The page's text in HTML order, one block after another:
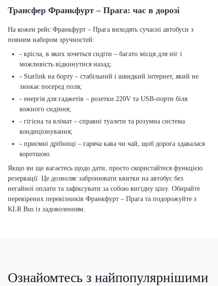
Трансфер Франкфурт – Прага: час в дорозі
На кожен рейс Франкфурт – Прага виходять сучасні автобуси з
повним набором зручностей:
- крісла, в яких хочеться сидіти – багато місця для ніг і
можливість відкинутися назад;
- Starlink на борту – стабільний і швидкий інтернет, який не
зникає посеред поля;
- енергія для гаджетів – розетки 220V та USB-порти біля
кожного сидіння;
- гігієна та клімат – справні туалети та розумна система
кондиціонування;
- приємні дрібниці – гаряча кава чи чай, щоб дорога здавалася
коротшою.
Якщо ви ще вагаєтесь щодо дати, просто скористайтеся функцією
резервації. Це дозволяє забронювати квитки на автобус без
негайної оплати та зафіксувати за собою вигідну ціну. Обирайте
перевірених перевізників Франкфурт – Прага та подорожуйте з
KLR Bus із задоволенням.
Ознайомтесь з найпопулярнішими